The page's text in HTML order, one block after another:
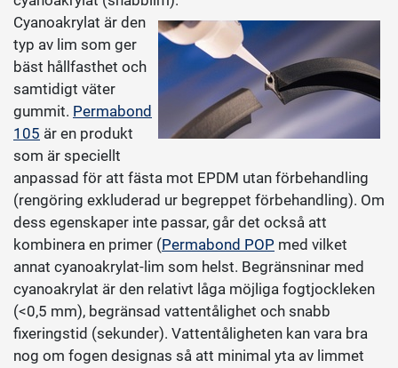
Cyanoakrylat är den
typ av lim som ger
bäst hållfasthet och
samtidigt väter
gummit. Permabond
105 är en produkt
som är speciellt
anpassad för att fästa mot EPDM utan förbehandling
(rengöring exkluderad ur begreppet förbehandling). Om
dess egenskaper inte passar, går det också att
kombinera en primer (Permabond POP med vilket
annat cyanoakrylat-lim som helst. Begränsninar med
cyanoakrylat är den relativt låga möjliga fogtjockleken
(<0,5 mm), begränsad vattentålighet och snabb
fixeringstid (sekunder). Vattentåligheten kan vara bra
nog om fogen designas så att minimal yta av limmet